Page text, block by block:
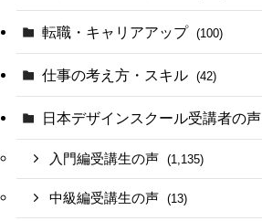
転職・キャリアアップ (100)
仕事の考え方・スキル (42)
日本デザインスクール受講者の声
入門編受講生の声 (1,135)
中級編受講生の声 (13)